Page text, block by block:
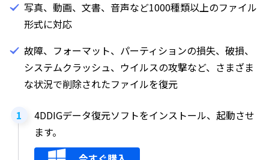
写真、動画、文書、音声など1000種類以上のファイル
形式に対応
故障、フォーマット、パーティションの損失、破損、
システムクラッシュ、ウイルスの攻撃など、さまざま
な状況で削除されたファイルを復元
4DDIGデータ復元ソフトをインストール、起動させ
ます。